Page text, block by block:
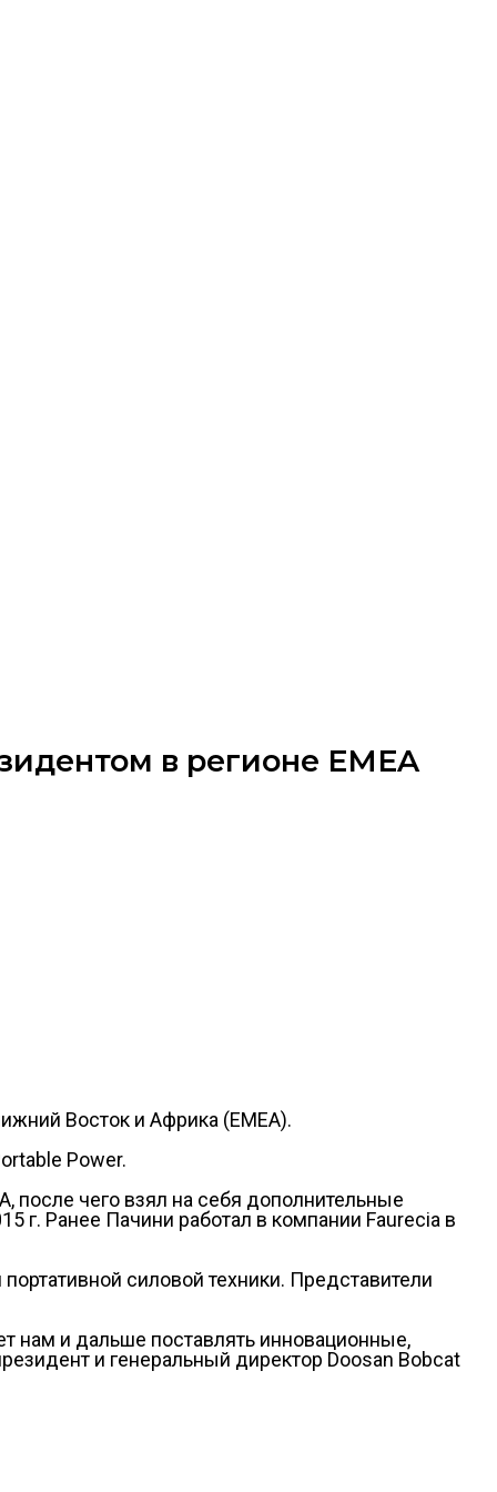
в регионе EMEA
Восток и Африка (EMEA).
Power.
после чего взял на себя дополнительные
г. Ранее Пачини работал в компании Faurecia в
силовой техники. Представители
нам и дальше поставлять инновационные,
и генеральный директор Doosan Bobcat